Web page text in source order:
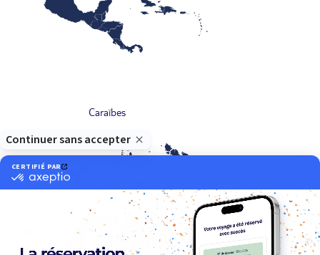
Caraïbes